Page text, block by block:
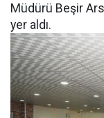
Müdürü Beşir
yer aldı.